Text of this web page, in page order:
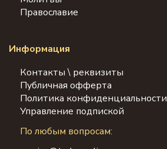
Православие
Информация
Контакты \ реквизиты
Публичная офферта
Политика конфиденциальности
Управление подпиской
По любым вопросам: